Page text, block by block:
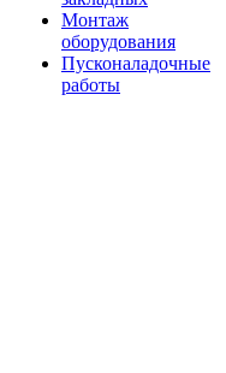
Монтаж
оборудования
Пусконаладочные
работы